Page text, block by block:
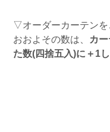
▽オーダーカーテン
おおよその数は、 カ
た数(四捨五入)に＋1